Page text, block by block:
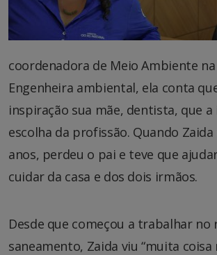
coordenadora de Meio Ambiente na
Engenheira ambiental, ela conta
inspiração sua mãe, dentista, que
escolha da profissão. Quando
anos, perdeu o pai e teve que
cuidar da casa e dos dois irmãos.
Desde que começou a trabalhar no
saneamento, Zaida viu “muita coisa